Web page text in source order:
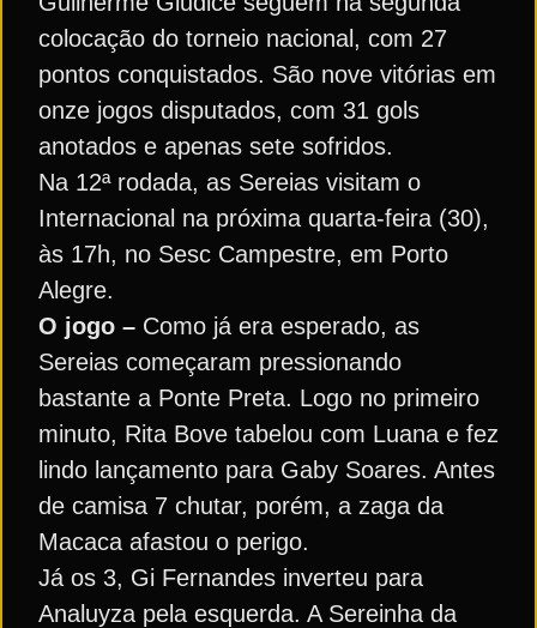
colocação do torneio nacional, com 27
pontos conquistados. São nove vitórias em
onze jogos disputados, com 31 gols
anotados e apenas sete sofridos.
Na 12ª rodada, as Sereias visitam o
Internacional na próxima quarta-feira (30),
às 17h, no Sesc Campestre, em Porto
Alegre.
O jogo – Como já era esperado, as
Sereias começaram pressionando
bastante a Ponte Preta. Logo no primeiro
minuto, Rita Bove tabelou com Luana e fez
lindo lançamento para Gaby Soares. Antes
de camisa 7 chutar, porém, a zaga da
Macaca afastou o perigo.
Já os 3, Gi Fernandes inverteu para
Analuyza pela esquerda. A Sereinha da